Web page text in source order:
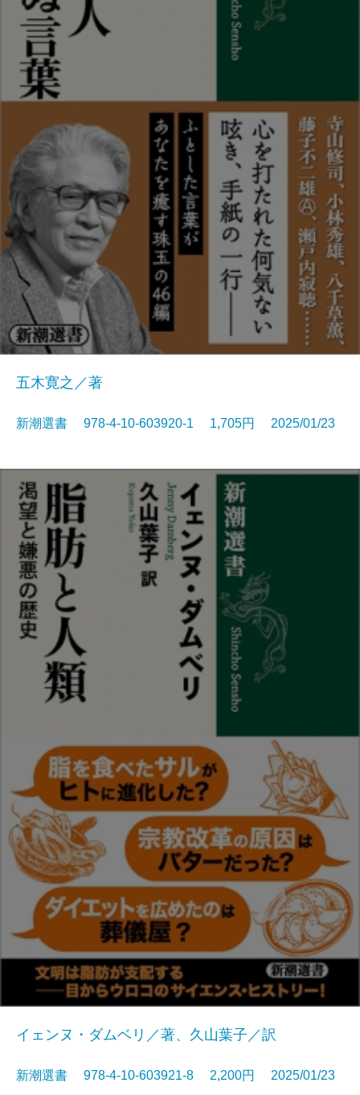
五木寛之／著
新潮選書 978-4-10-603920-1 1,705円 2025/01/23
イェンヌ・ダムベリ／著、久山葉子／訳
新潮選書 978-4-10-603921-8 2,200円 2025/01/23